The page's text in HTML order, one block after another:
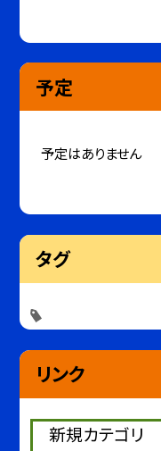
予定
予定はありません
タグ
リンク
新規カテゴリ